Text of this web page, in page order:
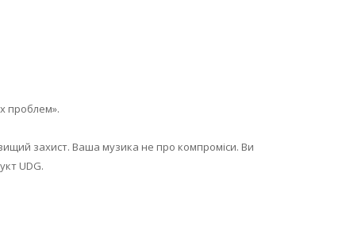
проблем».
захист. Ваша музика не про компроміси. Ви
UDG.